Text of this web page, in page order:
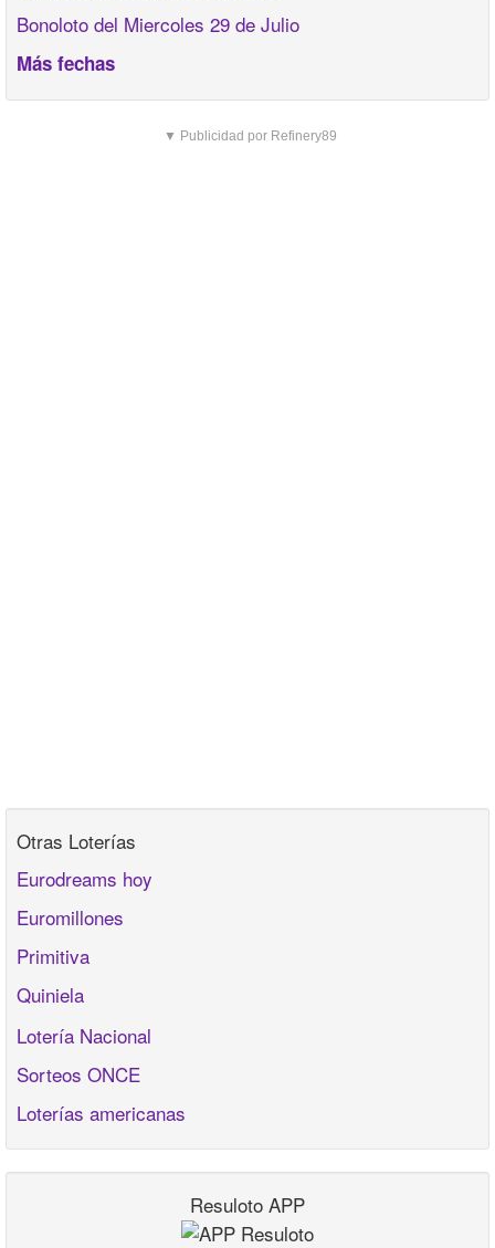
Bonoloto del Miercoles 29 de Julio
Más fechas
▼ Publicidad por Refinery89
Otras Loterías
Eurodreams hoy
Euromillones
Primitiva
Quiniela
Lotería Nacional
Sorteos ONCE
Loterías americanas
Resuloto APP